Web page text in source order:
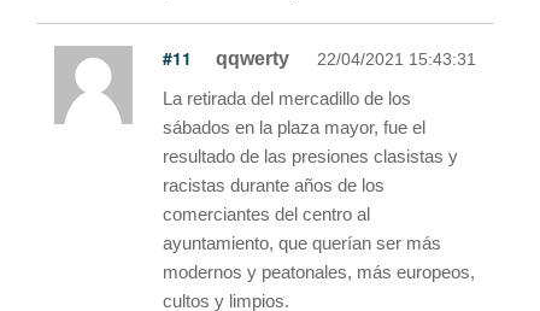
#11 qqwerty 22/04/2021 15:43:31
La retirada del mercadillo de los
sábados en la plaza mayor, fue el
resultado de las presiones clasistas y
racistas durante años de los
comerciantes del centro al
ayuntamiento, que querían ser más
modernos y peatonales, más europeos,
cultos y limpios.